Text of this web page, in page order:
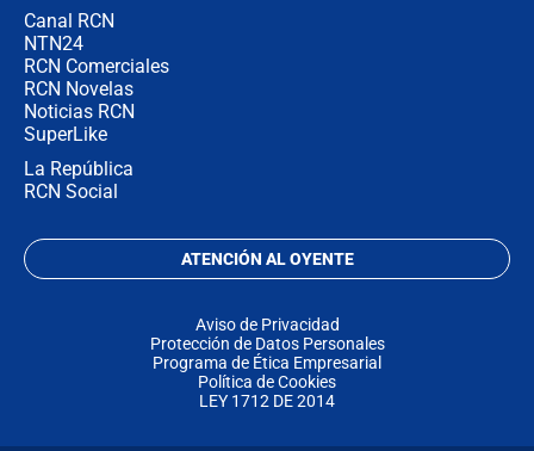
Canal RCN
NTN24
RCN Comerciales
RCN Novelas
Noticias RCN
SuperLike
La República
RCN Social
ATENCIÓN AL OYENTE
Aviso de Privacidad
Protección de Datos Personales
Programa de Ética Empresarial
Política de Cookies
LEY 1712 DE 2014